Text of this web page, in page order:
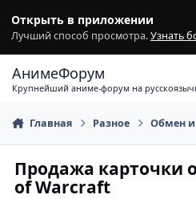
Открыть в приложении
Лучший способ просмотра.Узнать
АнимеФорум
Крупнейший аниме-форум на
Главная Разное Обмен
Продажа карточки
of Warcraft